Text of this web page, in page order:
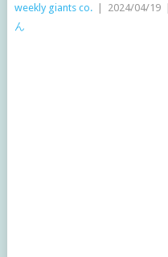
weekly giants co. 2024/04/19
ん